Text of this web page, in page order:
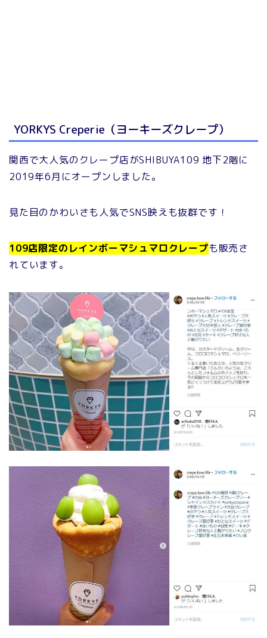
YORKYS Creperie（ヨーキーズクレープ）
関西で大人気のクレープ店がSHIBUYA109 地下2階に
2019年6月にオープンしました。
見た目のかわいさも人気でSNS映えも抜群です！
109店限定のレインボーマシュマロクレープも販売さ
れています。